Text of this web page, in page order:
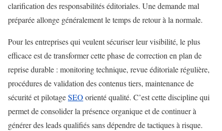
clarification des responsabilités éditoriales. Une demande mal
préparée allonge généralement le temps de retour à la normale.
Pour les entreprises qui veulent sécuriser leur visibilité, le plus
efficace est de transformer cette phase de correction en plan de
reprise durable : monitoring technique, revue éditoriale régulière,
procédures de validation des contenus tiers, maintenance de
sécurité et pilotageSEO orienté qualité. C’est cette discipline qui
permet de consolider la présence organique et de continuer à
générer des leads qualifiés sans dépendre de tactiques à risque.